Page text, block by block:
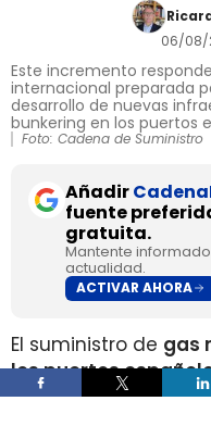
06/08/
Este incremento
internacional preparada
desarrollo de nuevas
bunkering en los puertos
Foto: Cadena de Suministro
Añadir
fuente
gratuita.
Mantente
actualidad.
ACTIVAR AHORA
El suministro de gas
los puertos
durante 2025, un